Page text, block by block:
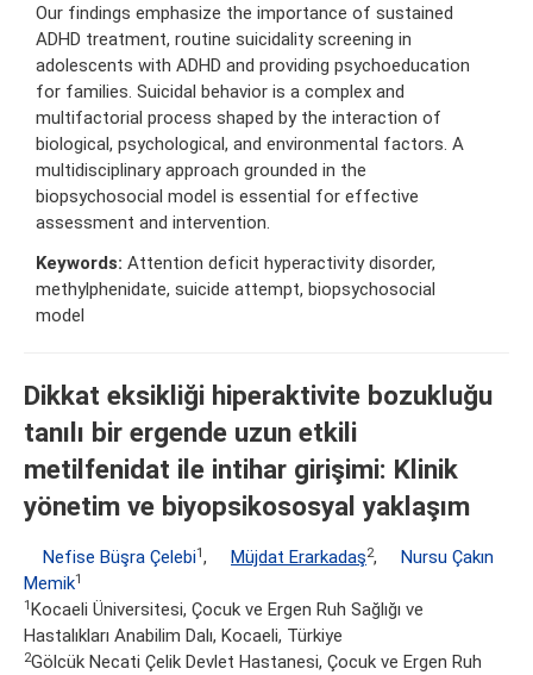
Our findings emphasize the importance of sustained
ADHD treatment, routine suicidality screening in
adolescents with ADHD and providing psychoeducation
for families. Suicidal behavior is a complex and
multifactorial process shaped by the interaction of
biological, psychological, and environmental factors. A
multidisciplinary approach grounded in the
biopsychosocial model is essential for effective
assessment and intervention.
Keywords: Attention deficit hyperactivity disorder,
methylphenidate, suicide attempt, biopsychosocial
model
Dikkat eksikliği hiperaktivite bozukluğu
tanılı bir ergende uzun etkili
metilfenidat ile intihar girişimi: Klinik
yönetim ve biyopsikososyal yaklaşım
Nefise Büşra Çelebi1, Müjdat Erarkadaş2,
Nursu Çakın
Memik1
1Kocaeli Üniversitesi, Çocuk ve Ergen Ruh Sağlığı ve
Hastalıkları Anabilim Dalı, Kocaeli, Türkiye
2Gölcük Necati Çelik Devlet Hastanesi, Çocuk ve Ergen Ruh